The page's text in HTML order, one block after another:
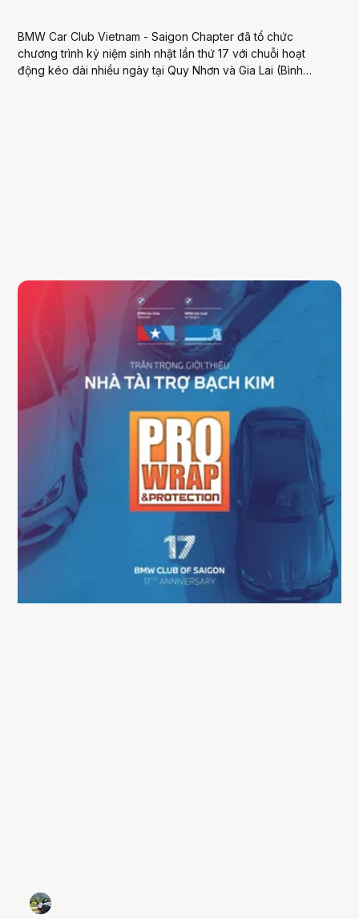
BMW Car Club Vietnam - Saigon Chapter đã tổ chức
chương trình kỷ niệm sinh nhật lần thứ 17 với chuỗi hoạt
động kéo dài nhiều ngày tại Quy Nhơn và Gia Lai (Bình